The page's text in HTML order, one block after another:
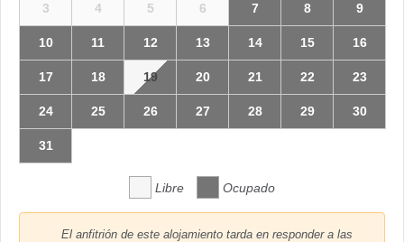
3 4 5 6 7 8 9
10 11 12 13 14 15 16
17 18 19 20 21 22 23
24 25 26 27 28 29 30
31
Libre Ocupado
El anfitrión de este alojamiento tarda en responder a las